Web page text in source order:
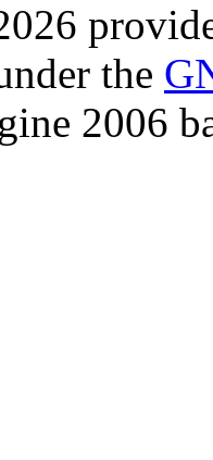
the
2006